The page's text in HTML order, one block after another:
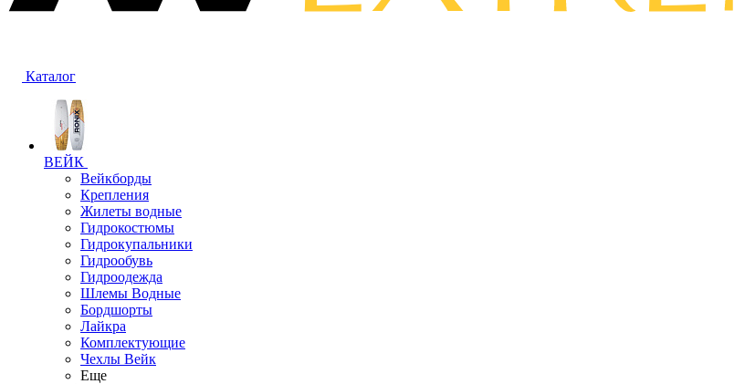
Каталог
ВЕЙК
Вейкборды
Крепления
Жилеты водные
Гидрокостюмы
Гидрокупальники
Гидрообувь
Гидроодежда
Шлемы Водные
Бордшорты
Лайкра
Комплектующие
Чехлы Вейк
Еще